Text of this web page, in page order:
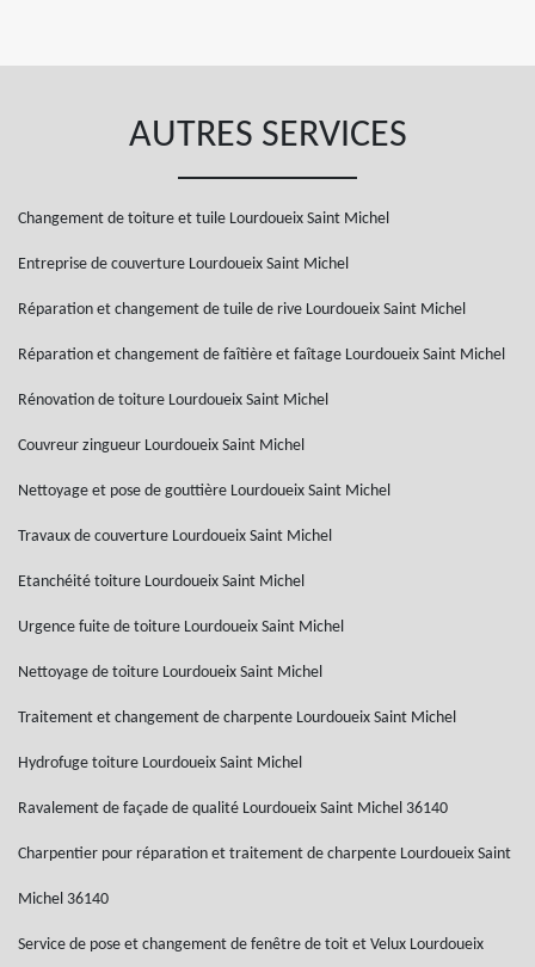
AUTRES SERVICES
Changement de toiture et tuile Lourdoueix Saint Michel
Entreprise de couverture Lourdoueix Saint Michel
Réparation et changement de tuile de rive Lourdoueix Saint Michel
Réparation et changement de faîtière et faîtage Lourdoueix Saint Michel
Rénovation de toiture Lourdoueix Saint Michel
Couvreur zingueur Lourdoueix Saint Michel
Nettoyage et pose de gouttière Lourdoueix Saint Michel
Travaux de couverture Lourdoueix Saint Michel
Etanchéité toiture Lourdoueix Saint Michel
Urgence fuite de toiture Lourdoueix Saint Michel
Nettoyage de toiture Lourdoueix Saint Michel
Traitement et changement de charpente Lourdoueix Saint Michel
Hydrofuge toiture Lourdoueix Saint Michel
Ravalement de façade de qualité Lourdoueix Saint Michel 36140
Charpentier pour réparation et traitement de charpente Lourdoueix Saint
Michel 36140
Service de pose et changement de fenêtre de toit et Velux Lourdoueix